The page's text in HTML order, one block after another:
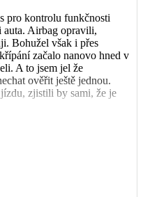
pro kontrolu funkčnosti
auta. Airbag opravili,
Bohužel však i přes
začalo nanovo hned v
A to jsem jel že
ověřit ještě jednou.
zjistili by sami, že je